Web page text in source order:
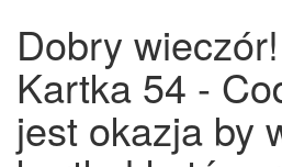
Dobry
Kartka 54 -
jest okazja by